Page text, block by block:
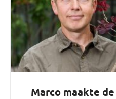
Marco maakte